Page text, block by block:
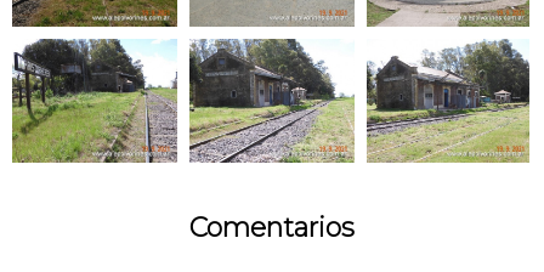
Comentarios